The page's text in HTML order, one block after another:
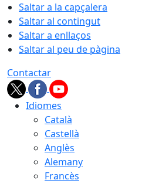
Saltar a la capçalera
Saltar al contingut
Saltar a enllaços
Saltar al peu de pàgina
Contactar
Idiomes
Català
Castellà
Anglès
Alemany
Francès